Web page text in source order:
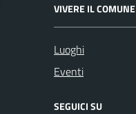
VIVERE IL COMUNE
Luoghi
Eventi
SEGUICI SU